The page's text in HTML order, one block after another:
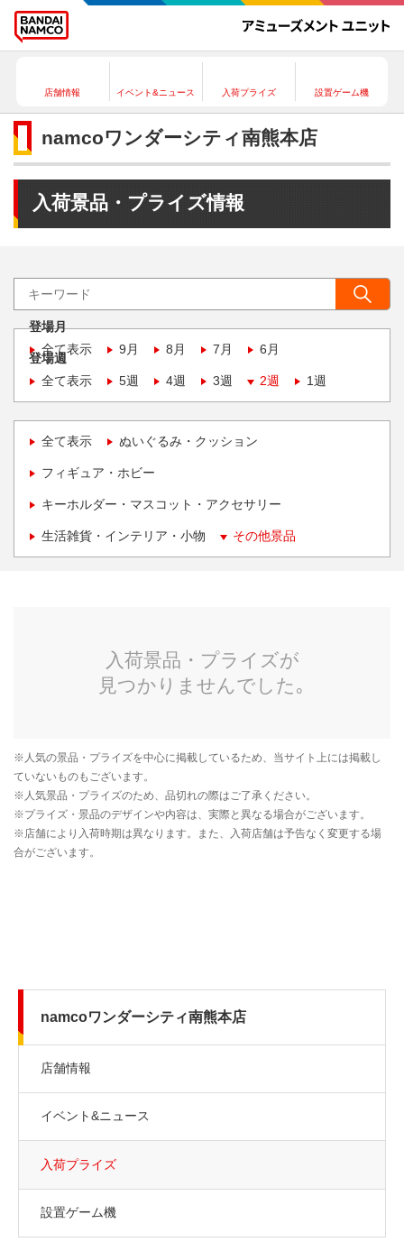
店舗情報 イベント&ニュース 入荷プライズ 設置ゲーム機
namcoワンダーシティ南熊本店
入荷景品・プライズ情報
登場月
全て表示
9月 8月 7月 6月
登場週
全て表示
5週 4週 3週 2週 1週
全て表示 ぬいぐるみ・クッション
フィギュア・ホビー
キーホルダー・マスコット・アクセサリー
生活雑貨・インテリア・小物 その他景品
namcoワンダーシティ南熊本店
店舗情報
イベント&ニュース
入荷プライズ
設置ゲーム機